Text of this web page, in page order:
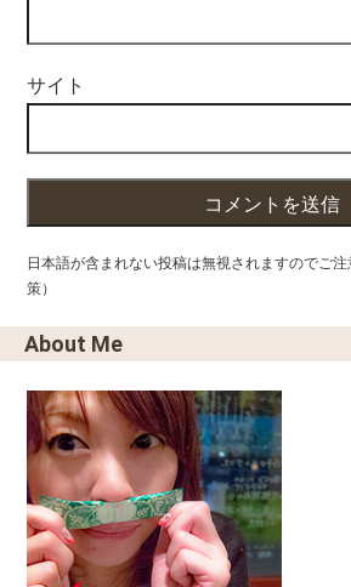
サイト
日本語が含まれない投稿は無視されますのでご
策）
About Me